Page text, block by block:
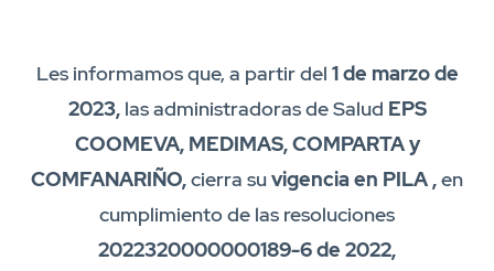
Les informamos que, a partir del 1 de marzo de
2023,las administradoras de Salud EPS
COOMEVA, MEDIMAS, COMPARTA y
COMFANARIÑO,cierra suvigencia en PILA,en
cumplimiento de las resoluciones
2022320000000189-6 de 2022,